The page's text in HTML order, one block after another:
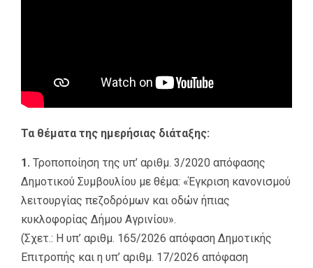
Τα θέματα της ημερήσιας διάταξης:
1. Τροποποίηση της υπ’ αριθμ. 3/2020 απόφασης
Δημοτικού Συμβουλίου με θέμα: «Έγκριση κανονισμού
λειτουργίας πεζοδρόμων και οδών ήπιας
κυκλοφορίας Δήμου Αγρινίου».
(Σχετ.: Η υπ’ αριθμ. 165/2026 απόφαση Δημοτικής
Επιτροπής και η υπ’ αριθμ. 17/2026 απόφαση